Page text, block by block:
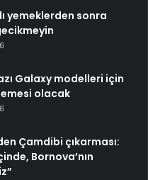
yemeklerden sonra
Galaxy modelleri için
olacak
Çamdibi çıkarması:
Bornova’nın